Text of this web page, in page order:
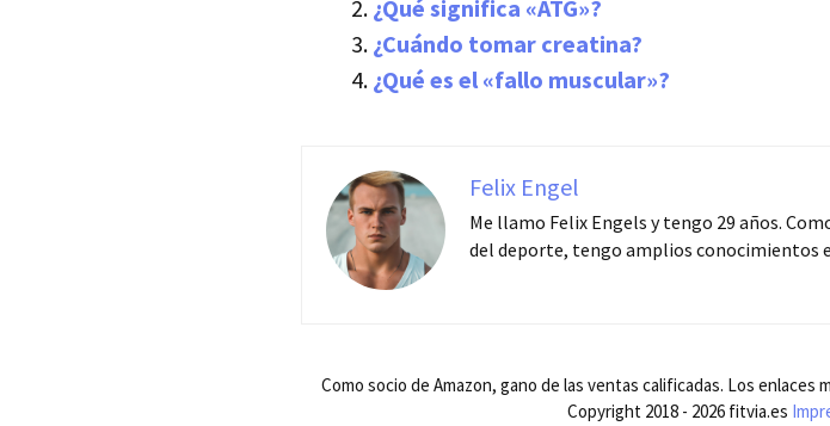
¿Qué significa «ATG»?
¿Cuándo tomar creatina?
¿Qué es el «fallo muscular»?
Felix Engel
Me llamo Felix Engels y tengo 29 años.
del deporte, tengo amplios conocimientos
Como socio de Amazon, gano de las ventas calificadas. Los
Copyright 2018 - 2026 fitvia.es